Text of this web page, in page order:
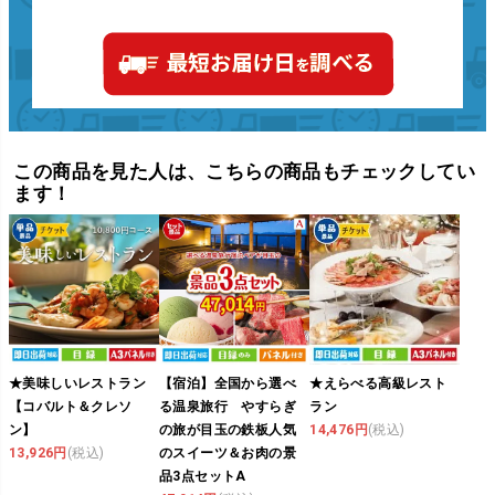
この商品を見た人は、こちらの商品もチェックしてい
ます！
★美味しいレストラン
【コバルト＆クレソ
ン】
13,926円 (税込)
【宿泊】全国から選べ
る温泉旅行 やすらぎ
の旅が目玉の鉄板人気
のスイーツ＆お肉の景
品3点セットA
★えらべる高級レスト
ラン
14,476円 (税込)